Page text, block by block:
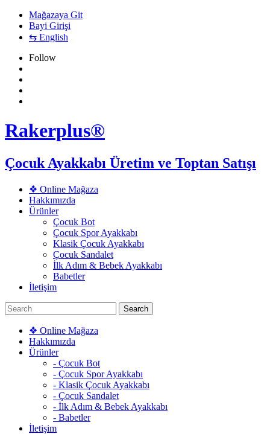
Mağazaya Git
Bayi Girişi
⇆ English
Follow
Rakerplus®
Çocuk Ayakkabı Üretim ve Toptan Satışı
❖ Online Mağaza
Hakkımızda
Ürünler
Çocuk Bot
Çocuk Spor Ayakkabı
Klasik Çocuk Ayakkabı
Çocuk Sandalet
İlk Adım & Bebek Ayakkabı
Babetler
İletişim
❖ Online Mağaza
Hakkımızda
Ürünler
- Çocuk Bot
- Çocuk Spor Ayakkabı
- Klasik Çocuk Ayakkabı
- Çocuk Sandalet
- İlk Adım & Bebek Ayakkabı
- Babetler
İletişim